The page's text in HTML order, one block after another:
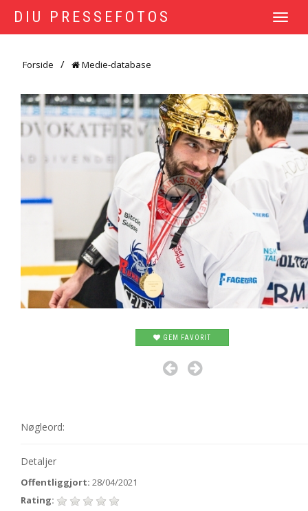
DIU PRESSEFOTOS
TOGGLE
Forside Medie-database
GEM FAVORIT
Nøgleord:
Detaljer
Offentliggjort: 28/04/2021
Rating: